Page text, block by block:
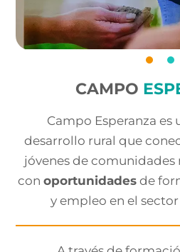
CAMPO
Campo Esperanza es
desarrollo rural que
jóvenes de comunidades
con oportunidadesde
y empleo en el